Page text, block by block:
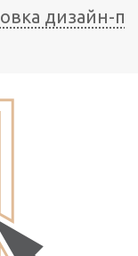
дизайн-